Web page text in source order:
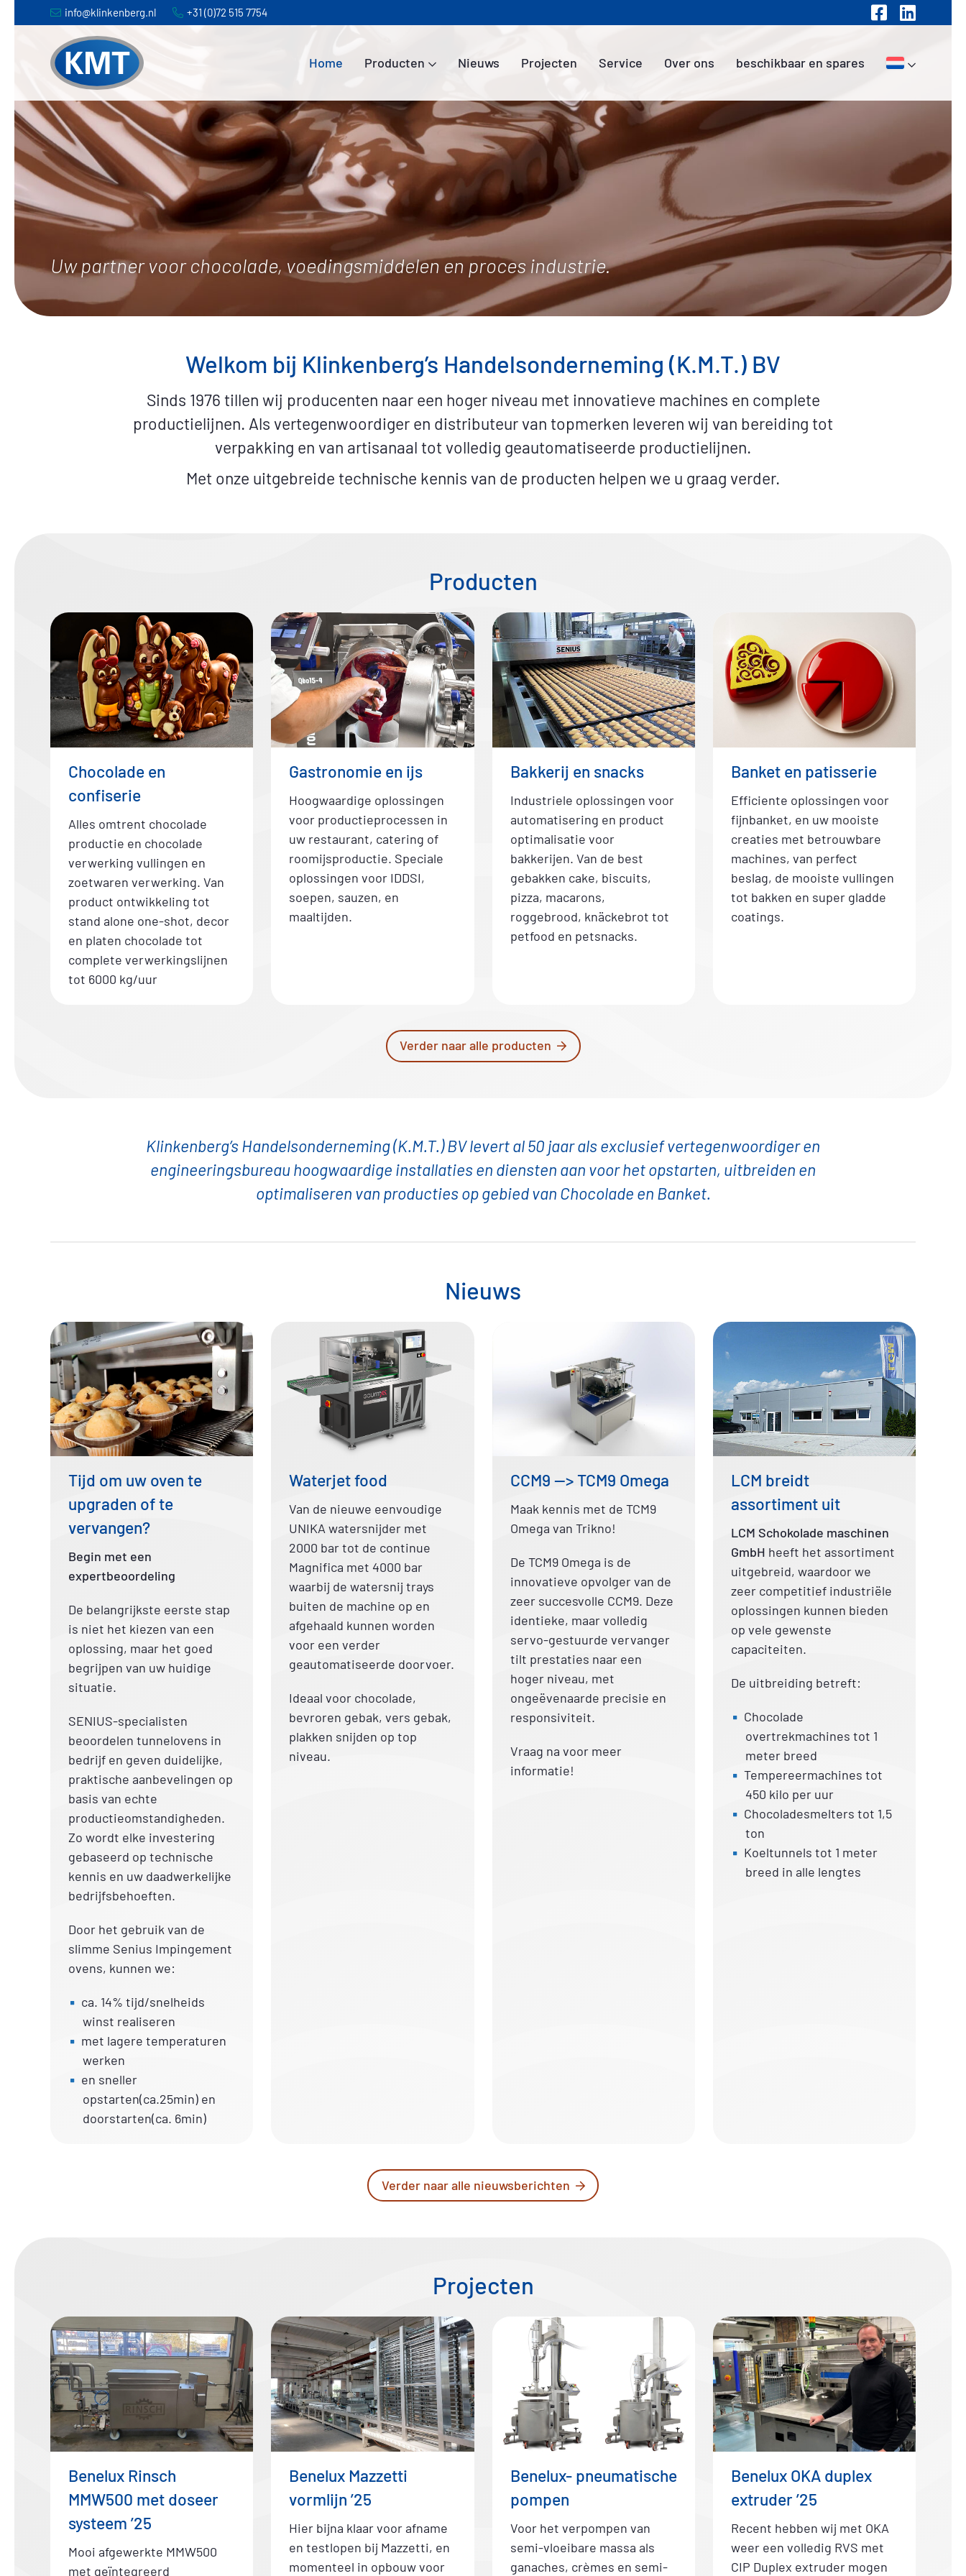
Spring
naar
hoofdnavigatie
naar
info@klinkenberg.nl +31 (0)72 515 7754
Home Producten Nieuws Projecten Service Over ons beschikbaar en spares
Home
Producten
Nieuws
Projecten
Service
Over ons
Uw partner voor chocolade, voedingsmiddelen en proces industrie.
Welkom bij Klinkenberg’s Handelsonderneming (K.M.T.) BV
Sinds 1976 tillen wij producenten naar een hoger niveau met innovatieve machines en complete
productielijnen. Als vertegenwoordiger en distributeur van topmerken leveren wij van bereiding tot
verpakking en van artisanaal tot volledig geautomatiseerde productielijnen.
Met onze uitgebreide technische kennis van de producten helpen we u graag verder.
Producten
Chocolade en
confiserie
Alles omtrent chocolade
productie en chocolade
verwerking vullingen en
zoetwaren verwerking. Van
product ontwikkeling tot
stand alone one-shot, decor
en platen chocolade tot
complete verwerkingslijnen
tot 6000 kg/uur
Gastronomie en ijs
Hoogwaardige oplossingen
voor productieprocessen in
uw restaurant, catering of
roomijsproductie. Speciale
oplossingen voor IDDSI,
soepen, sauzen, en
maaltijden.
Bakkerij en snacks
Industriele oplossingen voor
automatisering en product
optimalisatie voor
bakkerijen. Van de best
gebakken cake, biscuits,
pizza, macarons,
roggebrood, knäckebrot tot
petfood en petsnacks.
Banket en patisserie
Efficiente oplossingen voor
fijnbanket, en uw mooiste
creaties met betrouwbare
machines, van perfect
beslag, de mooiste vullingen
tot bakken en super gladde
coatings.
Verder naar alle producten
Klinkenberg’s Handelsonderneming (K.M.T.) BV levert al 50 jaar als exclusief vertegenwoordiger en
engineeringsbureau hoogwaardige installaties en diensten aan voor het opstarten, uitbreiden en
optimaliseren van producties op gebied van Chocolade en Banket.
Nieuws
Tijd om uw oven te
upgraden of te
vervangen?
Begin met een
expertbeoordeling
De belangrijkste eerste stap
is niet het kiezen van een
oplossing, maar het goed
begrijpen van uw huidige
situatie.
SENIUS-specialisten
beoordelen tunnelovens in
bedrijf en geven duidelijke,
praktische aanbevelingen op
basis van echte
productieomstandigheden.
Zo wordt elke investering
gebaseerd op technische
kennis en uw daadwerkelijke
bedrijfsbehoeften.
Door het gebruik van de
slimme Senius Impingement
ovens, kunnen we:
ca. 14% tijd/snelheids
winst realiseren
met lagere temperaturen
werken
en sneller
opstarten(ca.25min) en
doorstarten(ca. 6min)
Waterjet food
Van de nieuwe eenvoudige
UNIKA watersnijder met
2000 bar tot de continue
Magnifica met 4000 bar
waarbij de watersnij trays
buiten de machine op en
afgehaald kunnen worden
voor een verder
geautomatiseerde doorvoer.
Ideaal voor chocolade,
bevroren gebak, vers gebak,
plakken snijden op top
niveau.
CCM9 —> TCM9 Omega
Maak kennis met de TCM9
Omega van Trikno!
De TCM9 Omega is de
innovatieve opvolger van de
zeer succesvolle CCM9. Deze
identieke, maar volledig
servo-gestuurde vervanger
tilt prestaties naar een
hoger niveau, met
ongeëvenaarde precisie en
responsiviteit.
Vraag na voor meer
informatie!
LCM breidt
assortiment uit
LCM Schokolade maschinen
GmbH heeft het assortiment
uitgebreid, waardoor we
zeer competitief industriële
oplossingen kunnen bieden
op vele gewenste
capaciteiten.
De uitbreiding betreft:
Chocolade
overtrekmachines tot 1
meter breed
Tempereermachines tot
450 kilo per uur
Chocoladesmelters tot 1,5
ton
Koeltunnels tot 1 meter
breed in alle lengtes
Verder naar alle nieuwsberichten
Projecten
Benelux Rinsch
MMW500 met doseer
systeem ’25
Mooi afgewerkte MMW500
met geïntegreerd
Benelux Mazzetti
vormlijn ’25
Hier bijna klaar voor afname
en testlopen bij Mazzetti, en
momenteel in opbouw voor
Benelux- pneumatische
pompen
Voor het verpompen van
semi-vloeibare massa als
ganaches, crèmes en semi-
Benelux OKA duplex
extruder ’25
Recent hebben wij met OKA
weer een volledig RVS met
CIP Duplex extruder mogen